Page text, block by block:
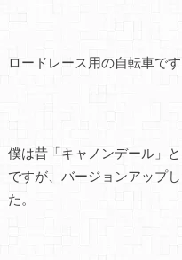
ロードレース用の自転車です
僕は昔「キャノンデール」
ですが、バージョンアップ
た。